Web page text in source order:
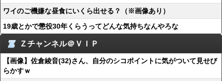
ワイのご機嫌な昼食にいくら出せる？（※画像あり）
19歳とかで懲役30年くらうってどんな気持ちなんやろな
Ｚチャンネル＠ＶＩＰ
【画像】佐倉綾音(32)さん、自分のシコポイントに気がついて見せび
らかすｗ